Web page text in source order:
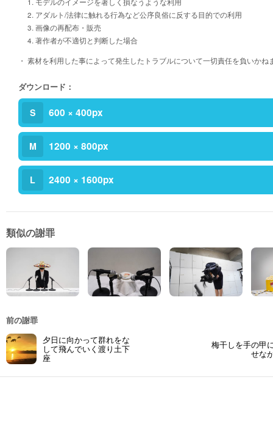
2. アダルト/法律に触れる行為など公序良俗に反する目的での利用
3. 画像の再配布・販売
4. 著作者が不適切と判断した場合
・ 素材を利用した事によって発生したトラブルについて一切責任を負いかね
ダウンロード：
S 600 × 400px
M 1200 × 800px
L 2400 × 1600px
類似の謝罪
前の謝罪
夕日に向かって群れをな
して飛んでいく渡り土下
座
梅干しを手の甲
せな